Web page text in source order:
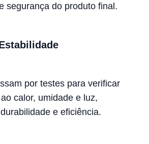
segurança do produto final.
por testes para verificar
calor, umidade e luz,
e eficiência.